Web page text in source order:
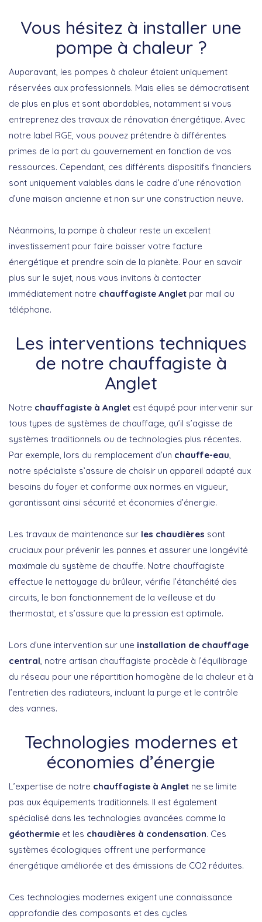
Vous hésitez à installer une
pompe à chaleur ?
Auparavant, les pompes à chaleur étaient uniquement
réservées aux professionnels. Mais elles se démocratisent
de plus en plus et sont abordables, notamment si vous
entreprenez des travaux de rénovation énergétique. Avec
notre label RGE, vous pouvez prétendre à différentes
primes de la part du gouvernement en fonction de vos
ressources. Cependant, ces différents dispositifs financiers
sont uniquement valables dans le cadre d’une rénovation
d’une maison ancienne et non sur une construction neuve.
Néanmoins, la pompe à chaleur reste un excellent
investissement pour faire baisser votre facture
énergétique et prendre soin de la planète. Pour en savoir
plus sur le sujet, nous vous invitons à contacter
immédiatement notre chauffagiste Anglet par mail ou
téléphone.
Les interventions techniques
de notre chauffagiste à
Anglet
Notre chauffagiste à Anglet est équipé pour intervenir sur
tous types de systèmes de chauffage, qu’il s’agisse de
systèmes traditionnels ou de technologies plus récentes.
Par exemple, lors du remplacement d’un chauffe-eau
notre spécialiste s’assure de choisir un appareil adapté aux
besoins du foyer et conforme aux normes en vigueur,
garantissant ainsi sécurité et économies d’énergie.
Les travaux de maintenance sur les chaudières sont
cruciaux pour prévenir les pannes et assurer une longévité
maximale du système de chauffe. Notre chauffagiste
effectue le nettoyage du brûleur, vérifie l’étanchéité des
circuits, le bon fonctionnement de la veilleuse et du
thermostat, et s’assure que la pression est optimale.
Lors d’une intervention sur une installation de chauffage
central , notre artisan chauffagiste procède à l’équilibrage
du réseau pour une répartition homogène de la chaleur et à
l’entretien des radiateurs, incluant la purge et le contrôle
des vannes.
Technologies modernes et
économies d’énergie
L’expertise de notre chauffagiste à Anglet ne se limite
pas aux équipements traditionnels. Il est également
spécialisé dans les technologies avancées comme la
géothermie et les chaudières à condensation. Ces
systèmes écologiques offrent une performance
énergétique améliorée et des émissions de CO2 réduites.
Ces technologies modernes exigent une connaissance
approfondie des composants et des cycles